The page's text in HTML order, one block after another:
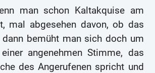
man schon Kaltakquise am
mal abgesehen davon, ob das
bemüht man sich doch um
angenehmen Stimme, das
des Angerufenen spricht und